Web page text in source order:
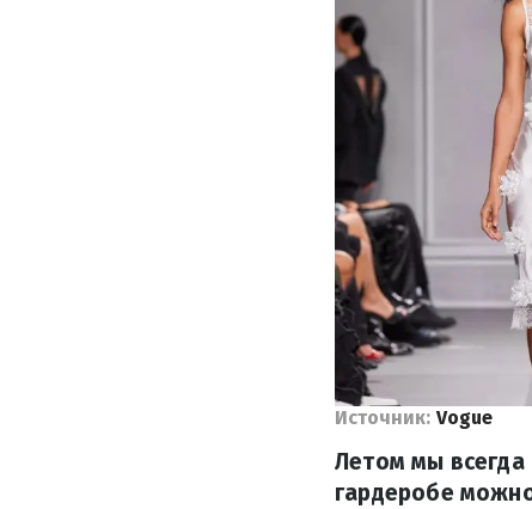
Источник: Vogue
Летом мы всегда
гардеробе